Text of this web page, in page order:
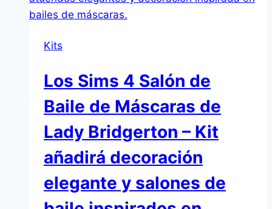
SimChase
veraniega
Kits
Los Sims 4 Salón de
Baile de Máscaras de
Lady Bridgerton – Kit
añadirá decoración
elegante y salones de